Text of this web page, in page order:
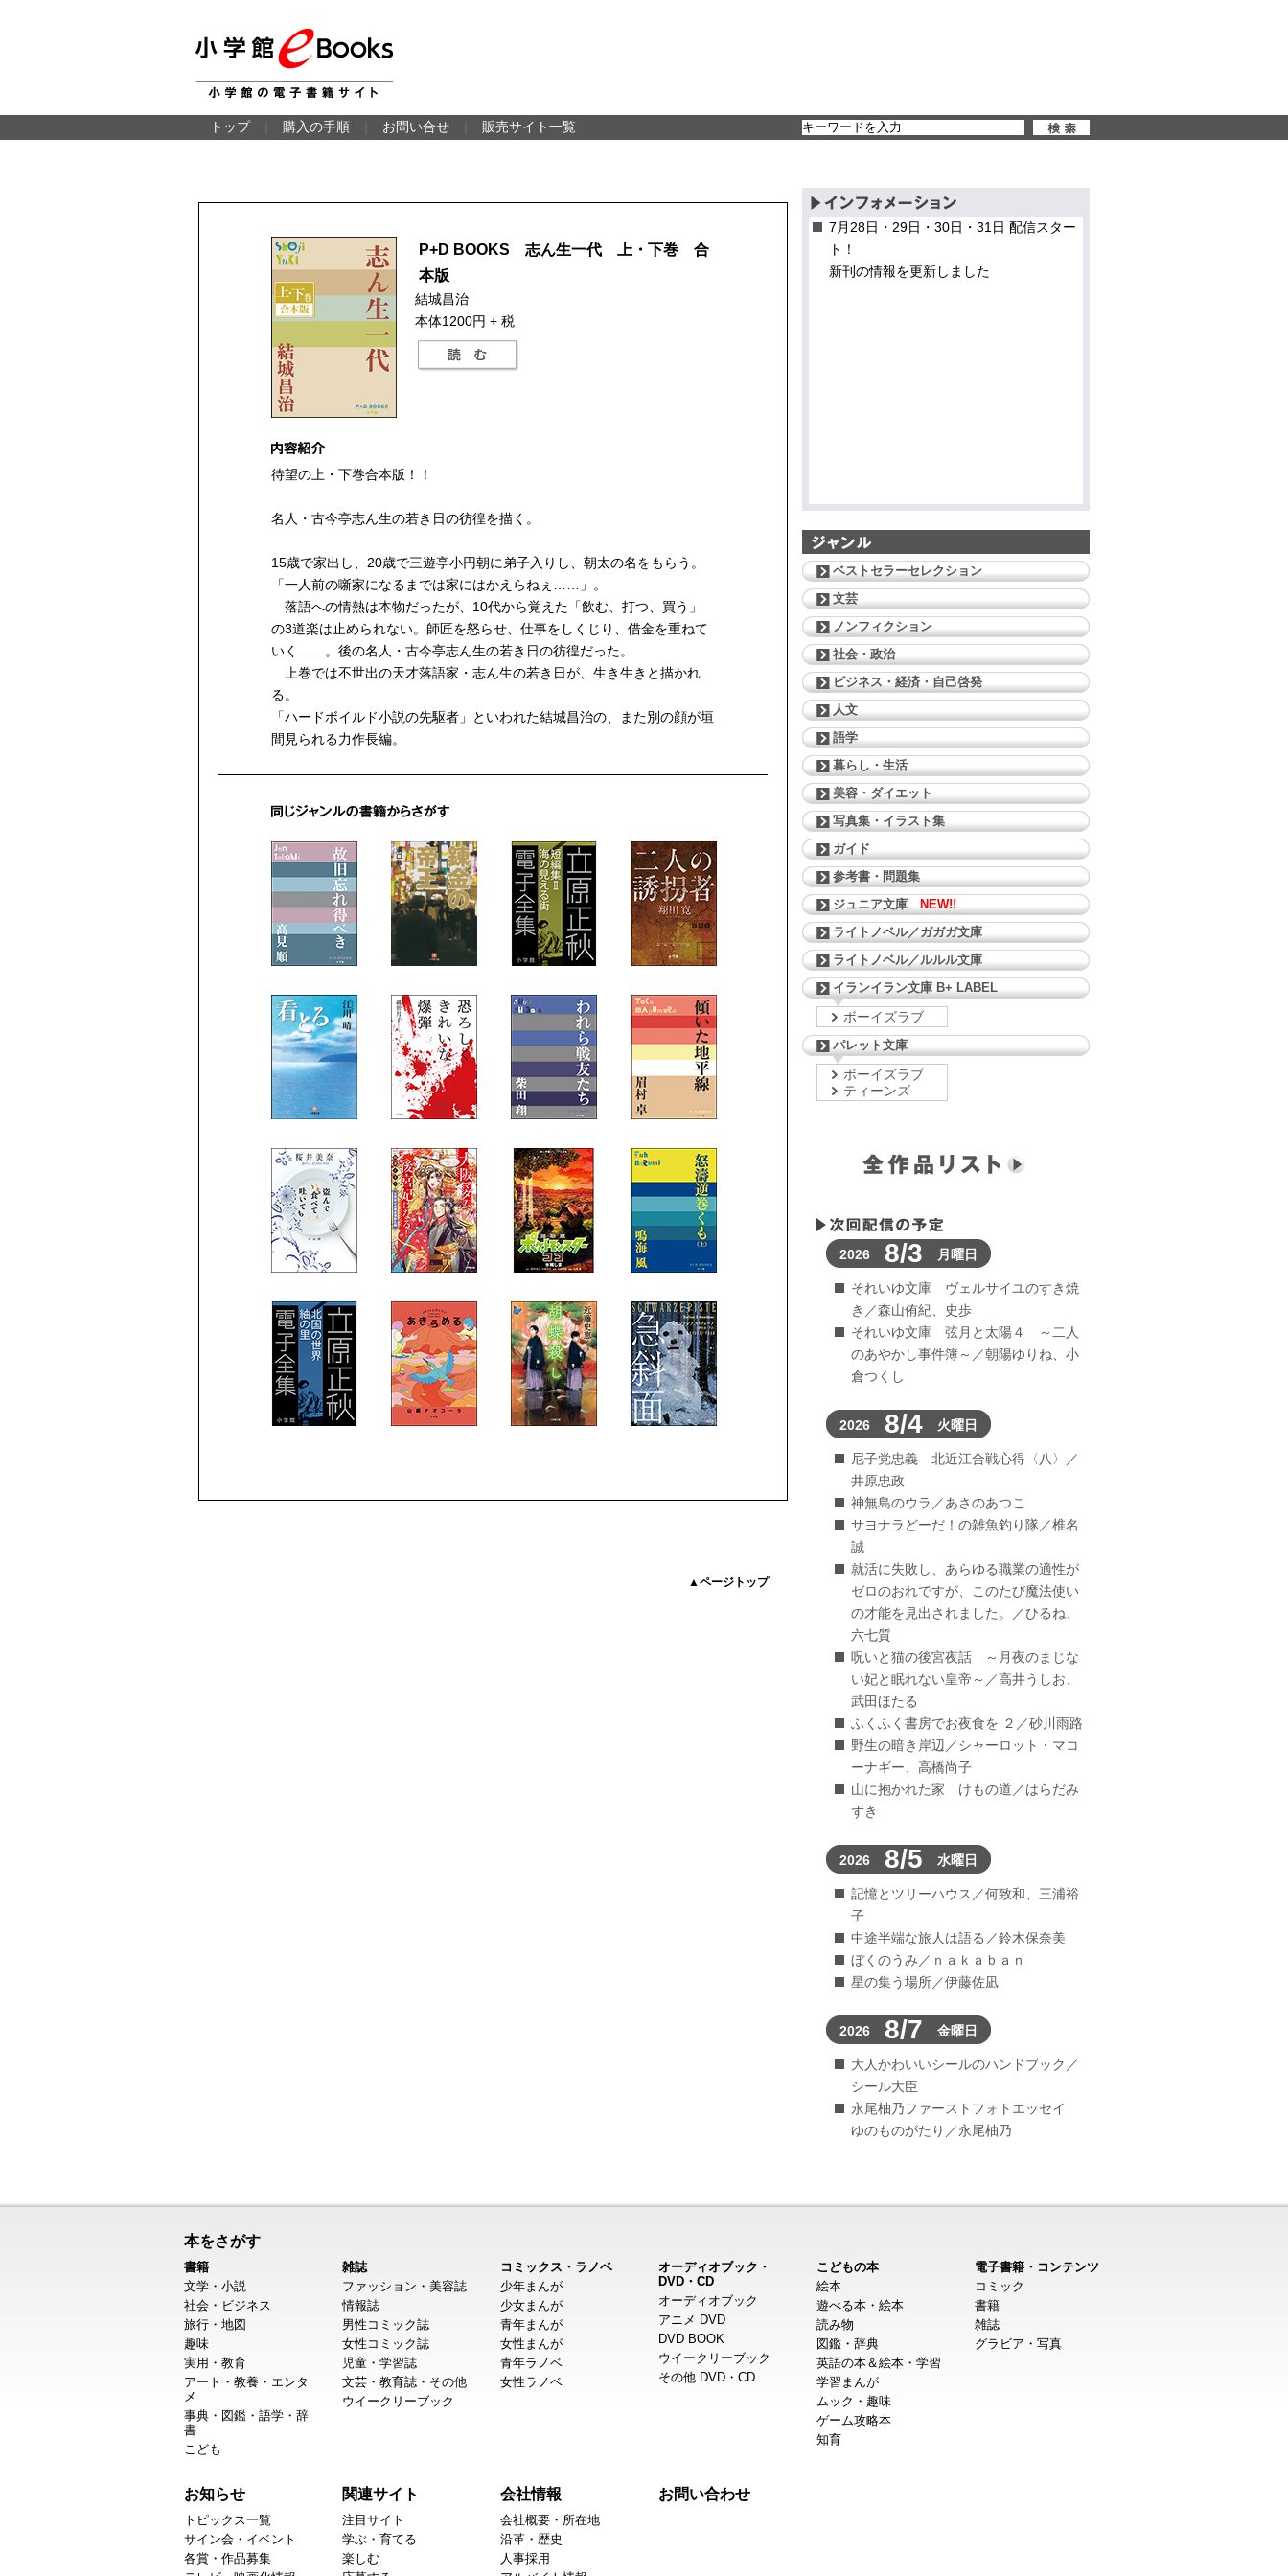
トップ 購入の手順 お問い合せ 販売サイト一覧
P+D BOOKS 志ん生一代 上・下巻 合
本版
結城昌治
本体1200円 + 税
待望の上・下巻合本版！！
名人・古今亭志ん生の若き日の彷徨を描く。
15歳で家出し、20歳で三遊亭小円朝に弟子入りし、朝太の名をもらう。
「一人前の噺家になるまでは家にはかえらねぇ……」。
落語への情熱は本物だったが、10代から覚えた「飲む、打つ、買う」
の3道楽は止められない。師匠を怒らせ、仕事をしくじり、借金を重ねて
いく……。後の名人・古今亭志ん生の若き日の彷徨だった。
上巻では不世出の天才落語家・志ん生の若き日が、生き生きと描かれ
る。
「ハードボイルド小説の先駆者」といわれた結城昌治の、また別の顔が垣
間見られる力作長編。
▲ページトップ
7月28日・29日・30日・31日 配信スター
ト！
新刊の情報を更新しました
ベストセラーセレクション
文芸
ノンフィクション
社会・政治
ビジネス・経済・自己啓発
人文
語学
暮らし・生活
美容・ダイエット
写真集・イラスト集
ガイド
参考書・問題集
ジュニア文庫
NEW!!
ライトノベル／ガガガ文庫
ライトノベル／ルルル文庫
イランイラン文庫 B+ LABEL
ボーイズラブ
パレット文庫
ボーイズラブ
ティーンズ
2026 8/3 月曜日
それいゆ文庫 ヴェルサイユのすき焼
き／森山侑紀、史歩
それいゆ文庫 弦月と太陽４ ～二人
のあやかし事件簿～／朝陽ゆりね、小
倉つくし
2026 8/4 火曜日
尼子党忠義 北近江合戦心得〈八〉／
井原忠政
神無島のウラ／あさのあつこ
サヨナラどーだ！の雑魚釣り隊／椎名
誠
就活に失敗し、あらゆる職業の適性が
ゼロのおれですが、このたび魔法使い
の才能を見出されました。／ひるね、
六七質
呪いと猫の後宮夜話 ～月夜のまじな
い妃と眠れない皇帝～／高井うしお、
武田ほたる
ふくふく書房でお夜食を ２／砂川雨路
野生の暗き岸辺／シャーロット・マコ
ーナギー、高橋尚子
山に抱かれた家 けもの道／はらだみ
ずき
2026 8/5 水曜日
記憶とツリーハウス／何致和、三浦裕
子
中途半端な旅人は語る／鈴木保奈美
ぼくのうみ／ｎａｋａｂａｎ
星の集う場所／伊藤佐凪
2026 8/7 金曜日
大人かわいいシールのハンドブック／
シール大臣
永尾柚乃ファーストフォトエッセイ
ゆのものがたり／永尾柚乃
本をさがす
書籍
文学・小説
社会・ビジネス
旅行・地図
趣味
実用・教育
アート・教養・エンタ
メ
事典・図鑑・語学・辞
書
こども
雑誌
ファッション・美容誌
情報誌
男性コミック誌
女性コミック誌
児童・学習誌
文芸・教育誌・その他
ウイークリーブック
コミックス・ラノベ
少年まんが
少女まんが
青年まんが
女性まんが
青年ラノベ
女性ラノベ
オーディオブック・
DVD・CD
オーディオブック
アニメ DVD
DVD BOOK
ウイークリーブック
その他 DVD・CD
こどもの本
絵本
遊べる本・絵本
読み物
図鑑・辞典
英語の本＆絵本・学習
学習まんが
ムック・趣味
ゲーム攻略本
知育
電子書籍・コンテンツ
コミック
書籍
雑誌
グラビア・写真
お知らせ
トピックス一覧
サイン会・イベント
各賞・作品募集
関連サイト
注目サイト
学ぶ・育てる
楽しむ
会社情報
会社概要・所在地
沿革・歴史
人事採用
お問い合わせ